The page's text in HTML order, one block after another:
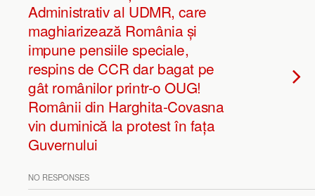
Administrativ al UDMR, care
maghiarizează România și
impune pensiile speciale,
respins de CCR dar bagat pe
gât românilor printr-o OUG!
Românii din Harghita-Covasna
vin duminică la protest în fața
Guvernului
NO RESPONSES